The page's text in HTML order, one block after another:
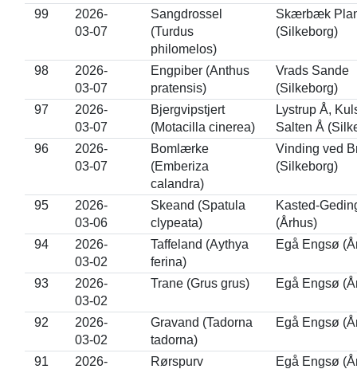
99
2026-
03-07
Sangdrossel
(Turdus
philomelos)
Skærbæk
(Silkeborg)
98
2026-
03-07
Engpiber (Anthus
pratensis)
Vrads Sande
(Silkeborg)
97
2026-
03-07
Bjergvipstjert
(Motacilla cinerea)
Lystrup Å,
Salten Å
96
2026-
03-07
Bomlærke
(Emberiza
calandra)
Vinding ved
(Silkeborg)
95
2026-
03-06
Skeand (Spatula
clypeata)
Kasted-
(Århus)
94
2026-
03-02
Taffeland (Aythya
ferina)
Egå Engsø
93
2026-
03-02
Trane (Grus grus) Egå Engsø
92
2026-
03-02
Gravand (Tadorna
tadorna)
Egå Engsø
91
2026-
Rørspurv
Egå Engsø